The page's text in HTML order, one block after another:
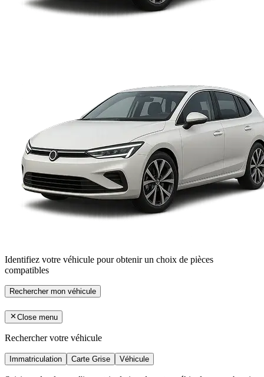
Identifiez votre véhicule pour obtenir un choix de pièces
compatibles
Rechercher mon véhicule
Close menu
Rechercher votre véhicule
Immatriculation Carte Grise Véhicule